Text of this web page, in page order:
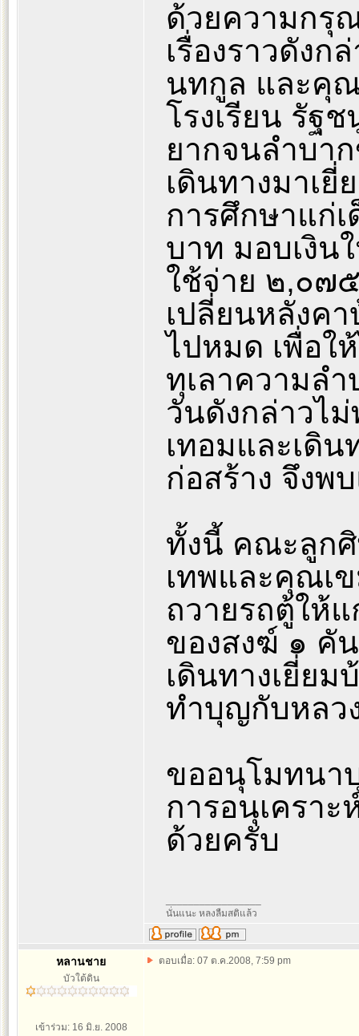
ด้วยความกรุ
เรื่องราวดัง
นทกูล และคุ
โรงเรียน รัฐ
ยากจนลำบา
เดินทางมาเ
การศึกษาแก่
บาท มอบเงิน
ใช้จ่าย ๒,๐๗
เปลี่ยนหลังค
ไปหมด เพื่อใ
ทุเลาความล
วันดังกล่าวไ
เทอมและเดิน
ก่อสร้าง จึงพ
ทั้งนี้ คณะลูก
เทพและคุณเ
ถวายรถตู้ให้
ของสงฆ์ ๑ คั
เดินทางเยี่ยม
ทำบุญกับหลว
ขออนุโมทนา
การอนุเครา
ด้วยครับ
นั่นแนะ หลงลืมสติแล้ว
หลานชาย
บัวใต้ดิน
เข้าร่วม: 16 มิ.ย. 2008
ตอบเมื่อ: 07 ต.ค.2008, 7:59 pm